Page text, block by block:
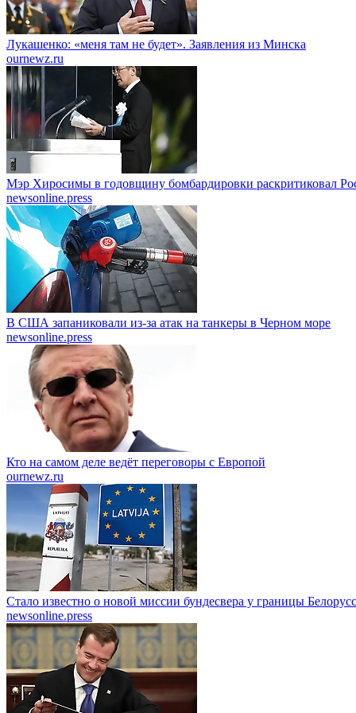
Лукашенко: «меня там не будет». Заявления из Минска
ournewz.ru
Мэр Хиросимы в годовщину бомбардировки раскритиковал
newsonline.press
В США запаниковали из-за атак на танкеры в Черном море
newsonline.press
Кто на самом деле ведёт переговоры с Европой
ournewz.ru
Стало известно о новой миссии бундесвера у границы
newsonline.press